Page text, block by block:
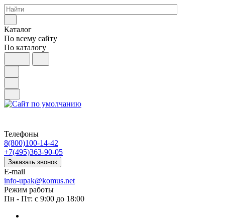
Каталог
По всему сайту
По каталогу
Телефоны
8(800)100-14-42
+7(495)363-90-05
Заказать звонок
E-mail
info-upak@komus.net
Режим работы
Пн - Пт: с 9:00 до 18:00